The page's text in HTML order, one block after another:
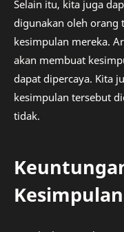
Selain itu, kita juga
digunakan oleh orang
kesimpulan mereka.
akan membuat
dapat dipercaya. Kita
kesimpulan tersebut
tidak.